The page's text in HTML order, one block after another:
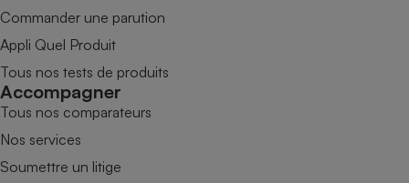
Commander une parution
Appli Quel Produit
Tous nos tests de produits
Accompagner
Tous nos comparateurs
Nos services
Soumettre un litige